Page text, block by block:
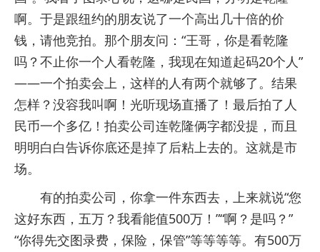
啊。于是跟纽约的朋友说了一个高出几十倍的价
钱，请他竞拍。那个朋友问：“王哥，你是看乾隆
吗？不止你一个人看乾隆，我现在知道起码20个人”
——一个拍卖会上，这样的人有两个就够了。结果
怎样？没容我叫啊！光听现场直播了！最后拍了人
民币一个多亿！拍卖公司连乾隆俩字都没提，而且
明明白白告诉你底还是掉了后粘上去的。这就是市
场。
有的拍卖公司，你拿一件东西去，上来就说“您
这好东西，五万？我看能值500万！”“啊？是吗？”
“你得先交图录费，保险，保管”等等等等。有500万